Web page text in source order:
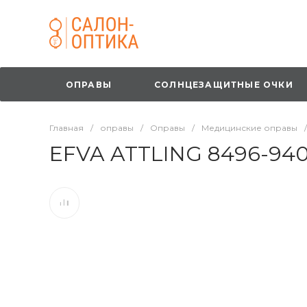
ОПРАВЫ СОЛНЦЕЗАЩИТНЫЕ ОЧКИ
Главная / оправы / Оправы / Медицинские оправы /
EFVA ATTLING 8496-